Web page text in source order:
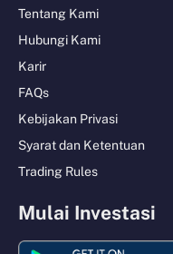
Tentang Kami
Hubungi Kami
Karir
FAQs
Kebijakan Privasi
Syarat dan Ketentuan
Trading Rules
Mulai Investasi